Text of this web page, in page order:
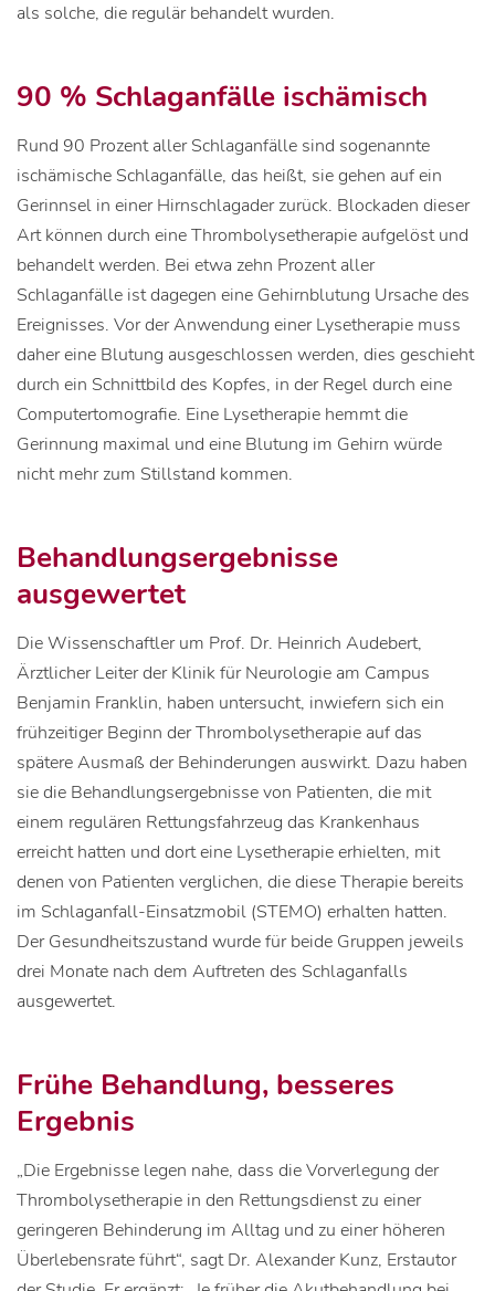
als solche, die regulär behandelt wurden.
90 % Schlaganfälle ischämisch
Rund 90 Prozent aller Schlaganfälle sind sogenannte
ischämische Schlaganfälle, das heißt, sie gehen auf ein
Gerinnsel in einer Hirnschlagader zurück. Blockaden dieser
Art können durch eine Thrombolysetherapie aufgelöst und
behandelt werden. Bei etwa zehn Prozent aller
Schlaganfälle ist dagegen eine Gehirnblutung Ursache des
Ereignisses. Vor der Anwendung einer Lysetherapie muss
daher eine Blutung ausgeschlossen werden, dies geschieht
durch ein Schnittbild des Kopfes, in der Regel durch eine
Computertomografie. Eine Lysetherapie hemmt die
Gerinnung maximal und eine Blutung im Gehirn würde
nicht mehr zum Stillstand kommen.
Behandlungsergebnisse
ausgewertet
Die Wissenschaftler um Prof. Dr. Heinrich Audebert,
Ärztlicher Leiter der Klinik für Neurologie am Campus
Benjamin Franklin, haben untersucht, inwiefern sich ein
frühzeitiger Beginn der Thrombolysetherapie auf das
spätere Ausmaß der Behinderungen auswirkt. Dazu haben
sie die Behandlungsergebnisse von Patienten, die mit
einem regulären Rettungsfahrzeug das Krankenhaus
erreicht hatten und dort eine Lysetherapie erhielten, mit
denen von Patienten verglichen, die diese Therapie bereits
im Schlaganfall-Einsatzmobil (STEMO) erhalten hatten.
Der Gesundheitszustand wurde für beide Gruppen jeweils
drei Monate nach dem Auftreten des Schlaganfalls
ausgewertet.
Frühe Behandlung, besseres
Ergebnis
„Die Ergebnisse legen nahe, dass die Vorverlegung der
Thrombolysetherapie in den Rettungsdienst zu einer
geringeren Behinderung im Alltag und zu einer höheren
Überlebensrate führt“, sagt Dr. Alexander Kunz, Erstautor